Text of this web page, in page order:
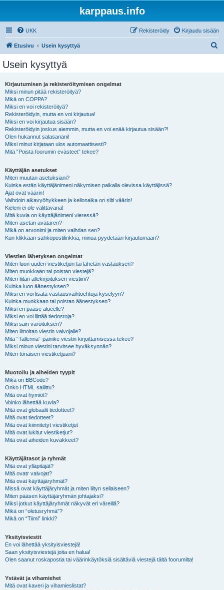
karppaus.info
UKK Kirjaudu sisään
Rekisteröidy
Etusivu Usein kysyttyä
Usein kysyttyä
Kirjautumisen ja rekisteröitymisen ongelmat
Miksi minun pitää rekisteröityä?
Mikä on COPPA?
Miksi en voi rekisteröityä?
Rekisteröidyin, mutta en voi kirjautua!
Miksi en voi kirjautua sisään?
Rekisteröidyin joskus aiemmin, mutta en voi enää kirjautua sisään?!
Olen hukannut salasanani!
Miksi minut kirjataan ulos automaattisesti?
Mitä “Poista foorumin evästeet” tekee?
Käyttäjän asetukset
Miten muutan asetuksiani?
Kuinka estän käyttäjänimeni näkymisen paikalla olevissa käyttäjissä?
Ajat ovat väärin!
Vaihdoin aikavyöhykkeen ja kellonaika on silti väärin!
Kieleni ei ole valittavana!
Mitä kuvia on käyttäjänimeni vieressä?
Miten asetan avataren?
Mikä on arvonimi ja miten vaihdan sen?
Kun klikkaan sähköpostilinkkiä, minua pyydetään kirjautumaan?
Viestien lähetyksen ongelmat
Miten luon uuden viestiketjun tai lähetän vastauksen?
Miten muokkaan tai poistan viestejä?
Miten liitän allekirjoituksen viestiini?
Kuinka luon äänestyksen?
Miksi en voi lisätä vastausvaihtoehtoja kyselyyn?
Kuinka muokkaan tai poistan äänestyksen?
Miksi en pääse alueelle?
Miksi en voi liittää tiedostoja?
Miksi sain varoituksen?
Miten ilmoitan viestin valvojalle?
Mitä “Tallenna”-painike viestin kirjoittamisessa tekee?
Miksi minun viestini tarvitsee hyväksynnän?
Miten tönäisen viestiketjuani?
Muotoilu ja aiheiden tyypit
Mikä on BBCode?
Onko HTML sallittu?
Mitä ovat hymiöt?
Voinko lähettää kuvia?
Mitä ovat globaalit tiedotteet?
Mitä ovat tiedotteet?
Mitä ovat kiinnitetyt viestiketjut
Mitä ovat lukitut viestiketjut?
Mitä ovat aiheiden kuvakkeet?
Käyttäjätasot ja ryhmät
Mitä ovat ylläpitäjät?
Mitä ovatr valvojat?
Mitä ovat käyttäjäryhmät?
Missä ovat käyttäjäryhmät ja miten liityn sellaiseen?
Miten pääsen käyttäjäryhmän johtajaksi?
Miksi jotkut käyttäjäryhmät näkyvät eri väreillä?
Mikä on “oletusryhmä”?
Mikä on “Tiimi” linkki?
Yksityisviestit
En voi lähettää yksityisviestejä!
Saan yksityisviestejä joita en halua!
Olen saanut roskapostia tai väärinkäytöksiä sisältäviä viestejä tältä foorumilta!
Ystävät ja vihamiehet
Mitä ovat kaveri ja vihamieslistat?